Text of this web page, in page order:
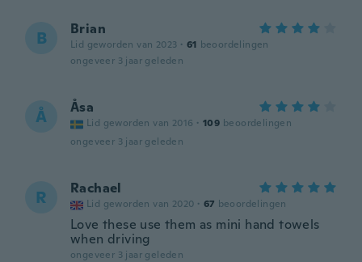
B Brian
Lid geworden van 2023 · 61 beoordelingen
ongeveer 3 jaar geleden
Å Åsa
Lid geworden van 2016 · 109 beoordelingen
ongeveer 3 jaar geleden
R Rachael
Lid geworden van 2020 · 67 beoordelingen
Love these use them as mini hand towels
when driving
ongeveer 3 jaar geleden